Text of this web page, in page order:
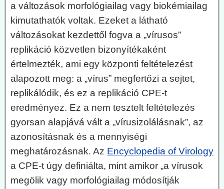
a változások morfológiailag vagy biokémiailag
kimutathatók voltak. Ezeket a látható
változásokat kezdettől fogva a „vírusos”
replikáció közvetlen bizonyítékaként
értelmezték, ami egy központi feltételezést
alapozott meg: a „vírus” megfertőzi a sejtet,
replikálódik, és ez a replikáció CPE-t
eredményez. Ez a nem tesztelt feltételezés
gyorsan alapjává vált a „vírusizolálásnak”, az
azonosításnak és a mennyiségi
meghatározásnak. Az Encyclopedia of Virology
a CPE-t úgy definiálta, mint amikor „a vírusok
megölik vagy morfológiailag módosítják